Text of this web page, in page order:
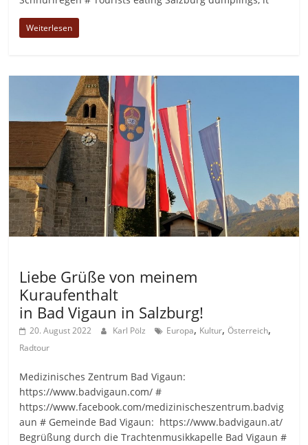
Weiterlesen
Liebe Grüße von meinem
Kuraufenthalt
in Bad Vigaun in Salzburg!
20. August 2022 Karl Pölz Europa, Kultur,Österreich,
Radtour
Medizinisches Zentrum Bad Vigaun:
https://www.badvigaun.com/ #
https://www.facebook.com/medizinischeszentrum.badvig
aun # Gemeinde Bad Vigaun: https://www.badvigaun.at/
Begrüßung durch die Trachtenmusikkapelle Bad Vigaun #